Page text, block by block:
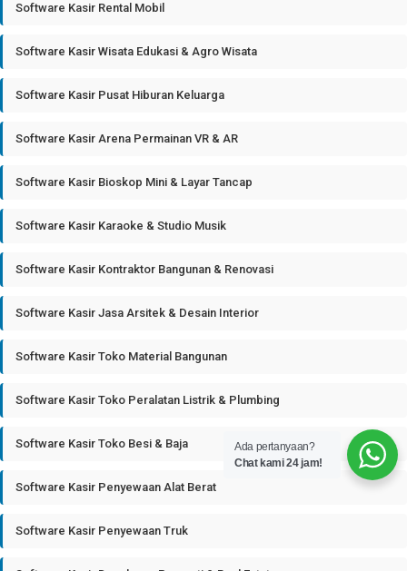
Software Kasir Rental Mobil
Software Kasir Wisata Edukasi & Agro Wisata
Software Kasir Pusat Hiburan Keluarga
Software Kasir Arena Permainan VR & AR
Software Kasir Bioskop Mini & Layar Tancap
Software Kasir Karaoke & Studio Musik
Software Kasir Kontraktor Bangunan & Renovasi
Software Kasir Jasa Arsitek & Desain Interior
Software Kasir Toko Material Bangunan
Software Kasir Toko Peralatan Listrik & Plumbing
Software Kasir Toko Besi & Baja
Software Kasir Penyewaan Alat Berat
Software Kasir Penyewaan Truk
Ada pertanyaan?
Chat kami 24 jam!